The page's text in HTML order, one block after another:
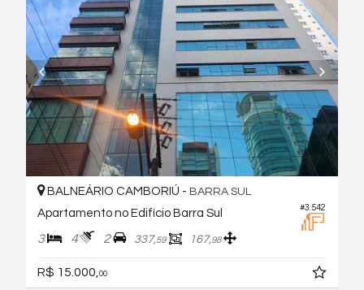
#3.542
BALNEÁRIO CAMBORIÚ - BARRA SUL
Apartamento no Edifício Barra Sul
3 4 2 337,59 167,98
R$ 15.000,00